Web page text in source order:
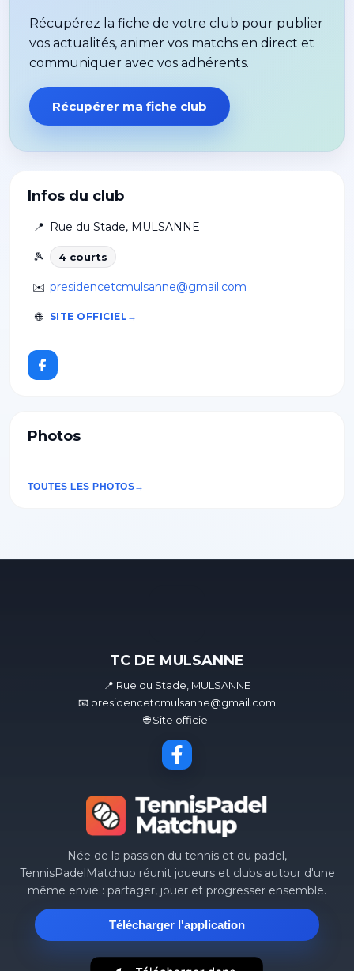
Infos du club
📍 Rue du Stade, MULSANNE
🎾 4 courts
✉️ presidencetcmulsanne@gmail.com
🌐 SITE OFFICIEL
Photos
TOUTES LES PHOTOS
Récupérez la fiche de votre club pour publier
vos actualités, animer vos matchs en direct et
communiquer avec vos adhérents.
Récupérer ma fiche club
TC DE MULSANNE
📍 Rue du Stade, MULSANNE
📧 presidencetcmulsanne@gmail.com
🌐 Site officiel
Née de la passion du tennis et du padel,
TennisPadelMatchup réunit joueurs et clubs autour d'une
même envie : partager, jouer et progresser ensemble.
Télécharger l'application